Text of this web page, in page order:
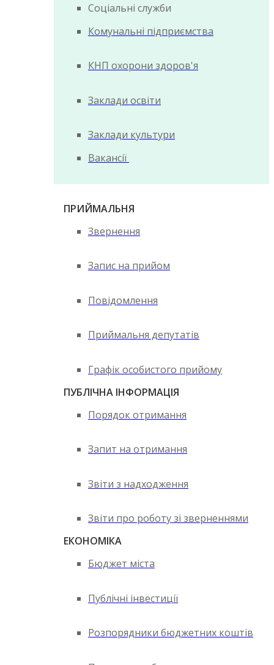
Соціальні служби
Комунальні підприємства
КНП охорони здоров'я
Заклади освіти
Заклади культури
Вакансії
ПРИЙМАЛЬНЯ
Звернення
Запис на прийом
Повідомлення
Приймальня депутатів
Графік особистого прийому
ПУБЛІЧНА ІНФОРМАЦІЯ
Порядок отримання
Запит на отримання
Звіти з надходження
Звіти про роботу зі зверненнями
ЕКОНОМІКА
Бюджет міста
Публічні інвестиції
Розпорядники бюджетних коштів